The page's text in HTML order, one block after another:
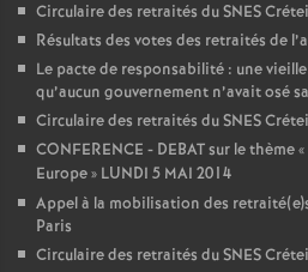
Circulaire des retraités duSNES
Résultats des votes des retraités de
Le pacte de responsabilité : une
qu’aucun gouvernement n’avait osé
Circulaire des retraités duSNES
CONFERENCE - DEBATsur le thème «
Europe» LUNDI 5 MAI 2014
Appel à la mobilisation des
Paris
Circulaire des retraités duSNES